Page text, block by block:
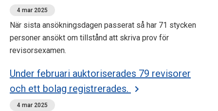
4 mar 2025
När sista ansökningsdagen passerat så har 71 stycken
personer ansökt om tillstånd att skriva prov för
revisorsexamen.
Under februari auktoriserades 79 revisorer
och ett bolag registrerades.
4 mar 2025